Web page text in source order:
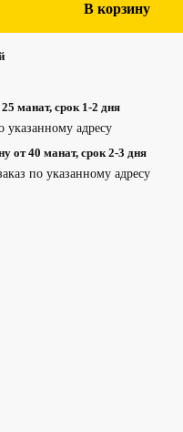
В корзину
манат, срок 1-2 дня
указанному адресу
от 40 манат, срок 2-3 дня
по указанному адресу